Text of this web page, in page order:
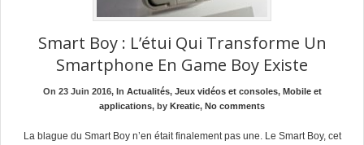
Smart Boy : L’étui Qui Transforme Un
Smartphone En Game Boy Existe
On 23 Juin 2016, In Actualités, Jeux vidéos et consoles, Mobile et
applications, by Kreatic, No comments
La blague du Smart Boy n’en était finalement pas une. Le Smart Boy, cet